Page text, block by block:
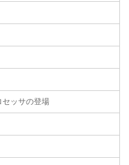
セッサの登場